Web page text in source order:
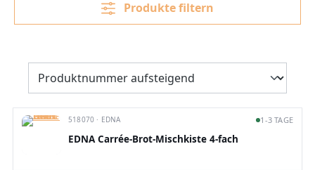
Produkte filtern
518070 · EDNA 1-3 TAGE
EDNA Carrée-Brot-Mischkiste 4-fach